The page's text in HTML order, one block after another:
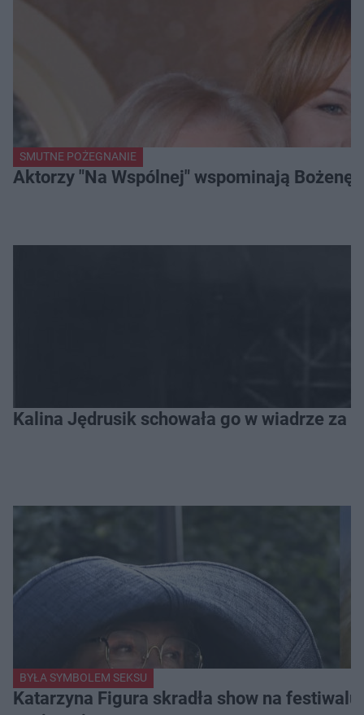
SMUTNE POŻEGNANIE
Aktorzy "Na Wspólnej" wspominają Bożenę
Kalina Jędrusik schowała go w wiadrze za
BYŁA SYMBOLEM SEKSU
Katarzyna Figura skradła show na